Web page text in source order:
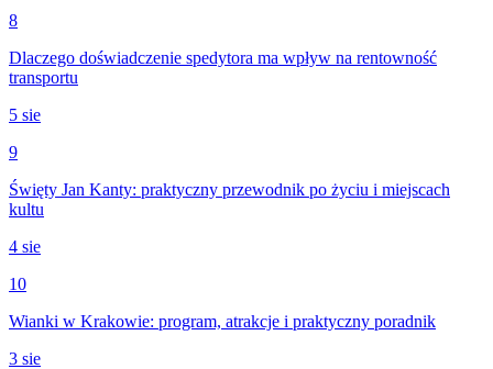
8
Dlaczego doświadczenie spedytora ma wpływ na rentowność
transportu
5 sie
9
Święty Jan Kanty: praktyczny przewodnik po życiu i miejscach
kultu
4 sie
10
Wianki w Krakowie: program, atrakcje i praktyczny poradnik
3 sie